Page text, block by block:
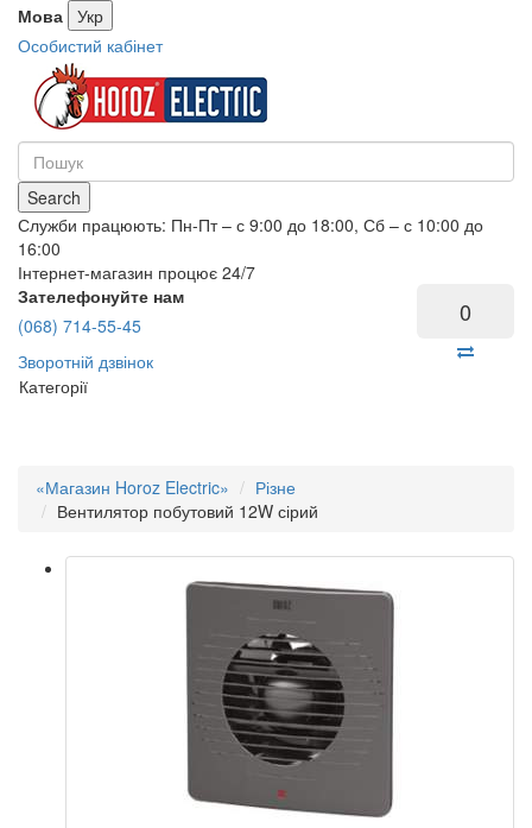
Мова Укр
Особистий кабінет
Search
Служби працюють: Пн-Пт – с 9:00 до 18:00, Сб – с 10:00 до
16:00
Інтернет-магазин процює 24/7
Зателефонуйте нам
(068) 714-55-45
Зворотній дзвінок
0
Категорії
«Магазин Horoz Electric»
Різне
Вентилятор побутовий 12W сірий